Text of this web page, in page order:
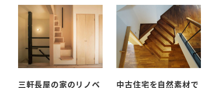
三軒長屋の家のリノベ
中古住宅を自然素材で